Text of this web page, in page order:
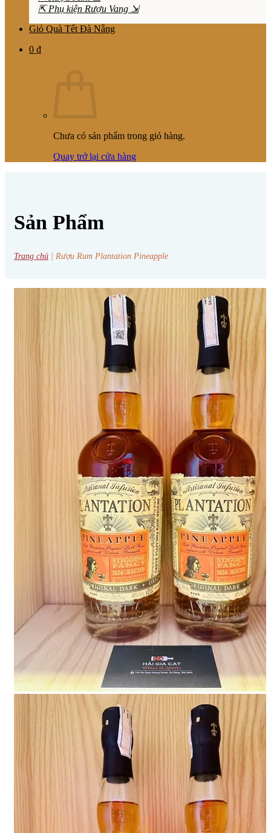
⇱ Phụ kiện Rượu Vang ⇲
Giỏ Quà Tết Đà Nẵng
0 ₫
Chưa có sản phẩm trong giỏ hàng.
Quay trở lại cửa hàng
Sản Phẩm
Trang chủ Rượu Rum Plantation Pineapple